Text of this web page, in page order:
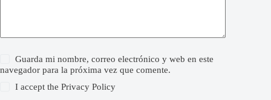
Guarda mi nombre, correo electrónico y web en este
navegador para la próxima vez que comente.
I accept thePrivacy Policy